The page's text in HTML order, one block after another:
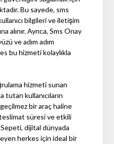
Bu sayede, sms
bilgileri ve iletişim
alınır. Ayrıca, Sms Onay
ve adım adım
bu hizmeti kolaylıkla
hizmeti sunan
kullanıcıların
bir araç haline
teslimat süresi ve etkili
dijital dünyada
herkes için ideal bir